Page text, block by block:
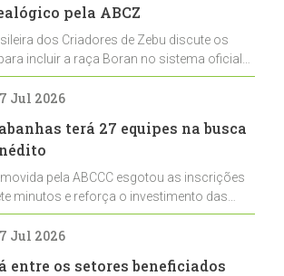
pela ABCZ
dos Criadores de Zebu discute os
incluir a raça Boran no sistema oficial
caminho para sua expansão na
Jul 2026
terá 27 equipes na busca
pela ABCCC esgotou as inscrições
minutos e reforça o investimento das
genética de Cavalos Crioulos voltados
Jul 2026
entre os setores beneficiados